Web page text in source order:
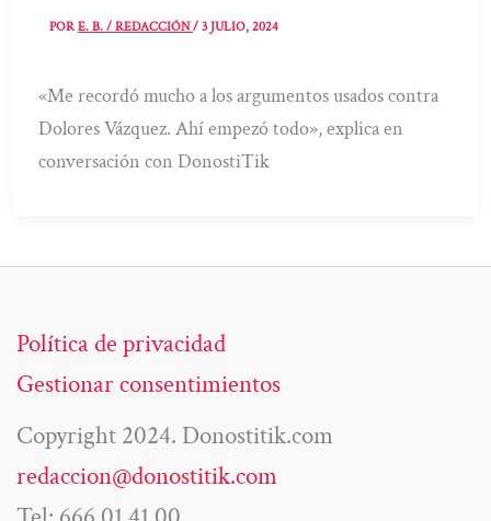
PORE. B. / REDACCIÓN/3 JULIO, 2024
«Me recordó mucho a los argumentos usados contra
Dolores Vázquez. Ahí empezó todo», explica en
conversación con DonostiTik
Política de privacidad
Gestionar consentimientos
Copyright 2024. Donostitik.com
redaccion@donostitik.com